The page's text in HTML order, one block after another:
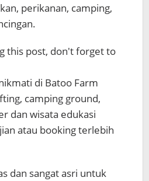
perikanan, camping,
this post, don't forget to
di Batoo Farm
camping ground,
dan wisata edukasi
atau booking terlebih
dan sangat asri untuk